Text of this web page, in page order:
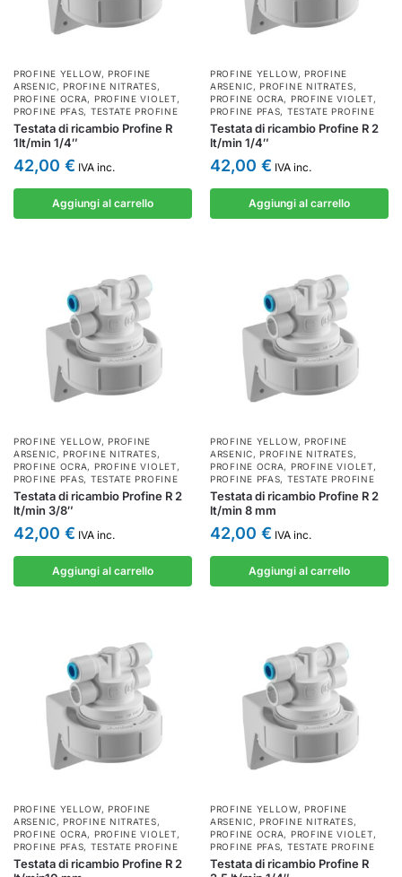
PROFINE YELLOW,PROFINE
ARSENIC,PROFINE NITRATES,
PROFINE OCRA, PROFINE VIOLET,
PROFINE PFAS, TESTATE PROFINE
Testata di ricambio Profine R
1lt/min 1/4″
42,00 € IVA inc.
Aggiungi al carrello
PROFINE YELLOW,PROFINE
ARSENIC,PROFINE NITRATES,
PROFINE OCRA, PROFINE VIOLET,
PROFINE PFAS, TESTATE PROFINE
Testata di ricambio Profine R 2
lt/min 1/4″
42,00 € IVA inc.
Aggiungi al carrello
PROFINE YELLOW,PROFINE
ARSENIC,PROFINE NITRATES,
PROFINE OCRA, PROFINE VIOLET,
PROFINE PFAS, TESTATE PROFINE
Testata di ricambio Profine R 2
lt/min 3/8″
42,00 € IVA inc.
Aggiungi al carrello
PROFINE YELLOW,PROFINE
ARSENIC,PROFINE NITRATES,
PROFINE OCRA, PROFINE VIOLET,
PROFINE PFAS, TESTATE PROFINE
Testata di ricambio Profine R 2
lt/min 8 mm
42,00 € IVA inc.
Aggiungi al carrello
PROFINE YELLOW,PROFINE
ARSENIC,PROFINE NITRATES,
PROFINE OCRA, PROFINE VIOLET,
PROFINE PFAS, TESTATE PROFINE
Testata di ricambio Profine R 2
PROFINE YELLOW,PROFINE
ARSENIC,PROFINE NITRATES,
PROFINE OCRA, PROFINE VIOLET,
PROFINE PFAS, TESTATE PROFINE
Testata di ricambio Profine R